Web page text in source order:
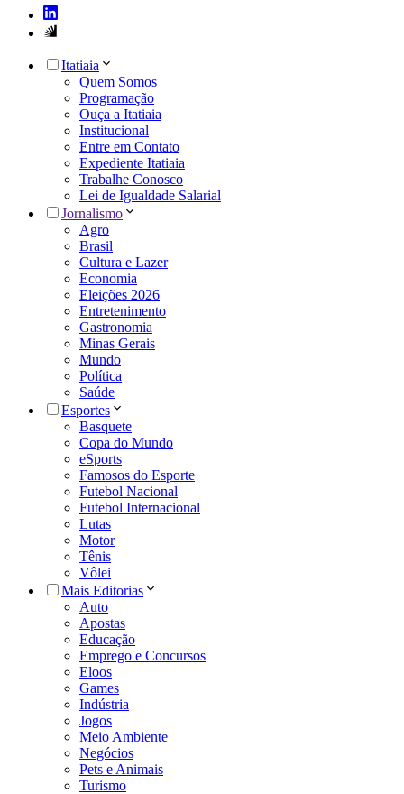
Itatiaia
Quem Somos
Programação
Ouça a Itatiaia
Institucional
Entre em Contato
Expediente Itatiaia
Trabalhe Conosco
Lei de Igualdade Salarial
Jornalismo
Agro
Brasil
Cultura e Lazer
Economia
Eleições 2026
Entretenimento
Gastronomia
Minas Gerais
Mundo
Política
Saúde
Esportes
Basquete
Copa do Mundo
eSports
Famosos do Esporte
Futebol Nacional
Futebol Internacional
Lutas
Motor
Tênis
Vôlei
Mais Editorias
Auto
Apostas
Educação
Emprego e Concursos
Eloos
Games
Indústria
Jogos
Meio Ambiente
Negócios
Pets e Animais
Turismo